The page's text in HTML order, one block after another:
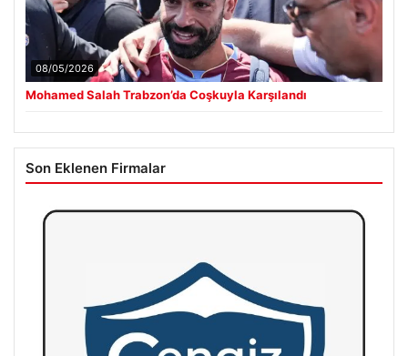
08/05/2026
Mohamed Salah Trabzon’da Coşkuyla Karşılandı
Son Eklenen Firmalar